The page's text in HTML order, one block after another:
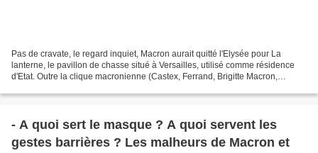
Pas de cravate, le regard inquiet, Macron aurait quitté l'Elysée pour La
lanterne, le pavillon de chasse situé à Versailles, utilisé comme résidence
d'Etat. Outre la clique macronienne (Castex, Ferrand, Brigitte Macron,
- A quoi sert le masque ? A quoi servent les
gestes barrières ? Les malheurs de Macron et